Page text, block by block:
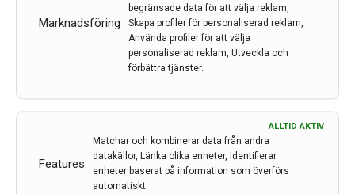
Marknadsföring
begränsade data för att välja reklam,
Skapa profiler för personaliserad reklam,
Använda profiler för att välja
personaliserad reklam, Utveckla och
förbättra tjänster.
Features
ALLTID AKTIV
Matchar och kombinerar data från andra
datakällor, Länka olika enheter, Identifierar
enheter baserat på information som överförs
automatiskt.
CHMP, , Janssen, Ponesimod
Den 25 mars fick Ponvory positive opinion från CHMP.